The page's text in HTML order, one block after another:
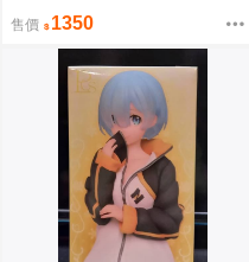
售價 1350